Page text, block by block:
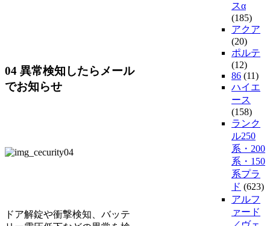
04 異常検知したらメール
でお知らせ
ドア解錠や衝撃検知、バッテ
スα
(185)
アクア
(20)
ポルテ
(12)
86 (11)
ハイエ
ース
(158)
ランク
ル250
系・200
系・150
系プラ
ド (623)
アルフ
ァード